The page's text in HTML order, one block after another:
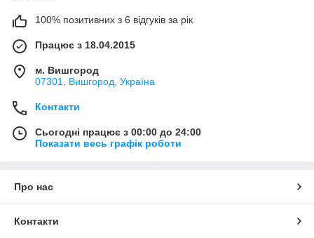
100% позитивних з 6 відгуків за рік
Працює з 18.04.2015
м. Вишгород
07301, Вишгород, Україна
Контакти
Сьогодні працює з 00:00 до 24:00
Показати весь графік роботи
Про нас
Контакти